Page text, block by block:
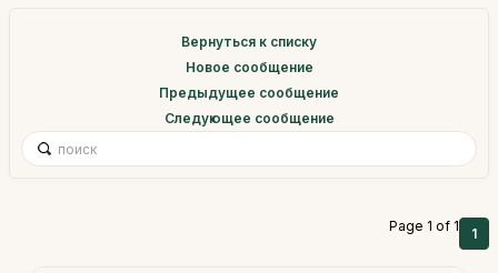
Вернуться к списку
Новое сообщение
Предыдущее сообщение
Следующее сообщение
Page 1 of 1 1